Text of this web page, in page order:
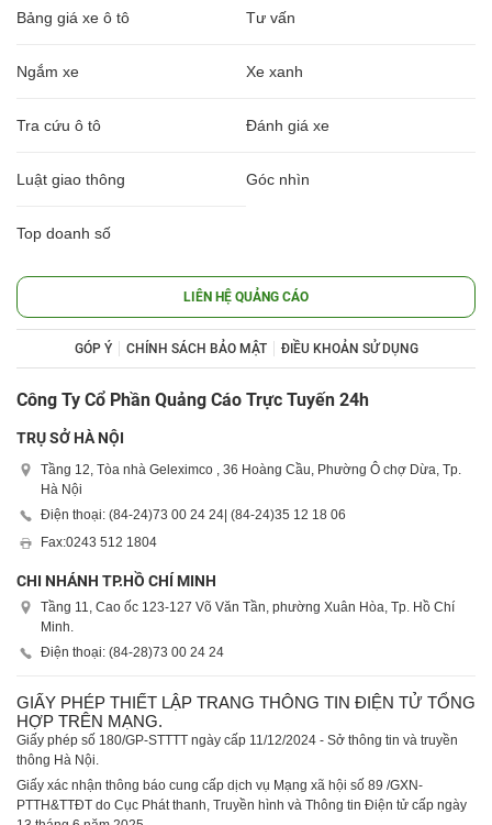
Bảng giá xe ô tô Tư vấn
Ngắm xe Xe xanh
Tra cứu ô tô Đánh giá xe
Luật giao thông Góc nhìn
Top doanh số
LIÊN HỆ QUẢNG CÁO
GÓP Ý CHÍNH SÁCH BẢO MẬT ĐIỀU KHOẢN SỬ DỤNG
Công Ty Cổ Phần Quảng Cáo Trực Tuyến 24h
TRỤ SỞ HÀ NỘI
Tầng 12, Tòa nhà Geleximco , 36 Hoàng Cầu, Phường Ô chợ Dừa, Tp.
Hà Nội
Điện thoại: (84-24)73 00 24 24| (84-24)35 12 18 06
Fax:0243 512 1804
CHI NHÁNH TP.HỒ CHÍ MINH
Tầng 11, Cao ốc 123-127 Võ Văn Tần, phường Xuân Hòa, Tp. Hồ Chí
Minh.
Điện thoại: (84-28)73 00 24 24
GIẤY PHÉP THIẾT LẬP TRANG THÔNG TIN ĐIỆN TỬ TỔNG
HỢP TRÊN MẠNG.
Giấy phép số 180/GP-STTTT ngày cấp 11/12/2024 - Sở thông tin và truyền
thông Hà Nội.
Giấy xác nhận thông báo cung cấp dịch vụ Mạng xã hội số 89 /GXN-
PTTH&TTĐT do Cục Phát thanh, Truyền hình và Thông tin Điện tử cấp ngày